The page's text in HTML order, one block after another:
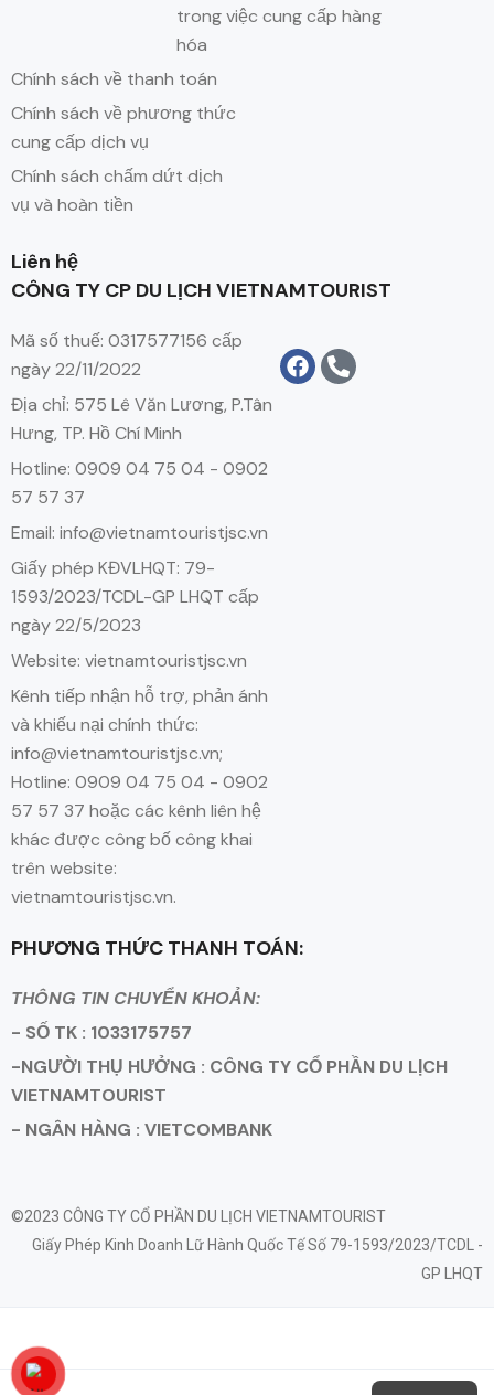
trong việc cung cấp hàng
hóa
Chính sách về thanh toán
Chính sách về phương thức
cung cấp dịch vụ
Chính sách chấm dứt dịch
vụ và hoàn tiền
Liên hệ
CÔNG TY CP DU LỊCH VIETNAMTOURIST
Mã số thuế: 0317577156 cấp
ngày 22/11/2022
Địa chỉ: 575 Lê Văn Lương, P.Tân
Hưng, TP. Hồ Chí Minh
Hotline: 0909 04 75 04 - 0902
57 57 37
Email: info@vietnamtouristjsc.vn
Giấy phép KĐVLHQT: 79-
1593/2023/TCDL-GP LHQT cấp
ngày 22/5/2023
Website: vietnamtouristjsc.vn
Kênh tiếp nhận hỗ trợ, phản ánh
và khiếu nại chính thức:
info@vietnamtouristjsc.vn;
Hotline: 0909 04 75 04 - 0902
57 57 37 hoặc các kênh liên hệ
khác được công bố công khai
trên website:
vietnamtouristjsc.vn.
PHƯƠNG THỨC THANH TOÁN:
THÔNG TIN CHUYỂN KHOẢN:
- SỐ TK : 1033175757
-NGƯỜI THỤ HƯỞNG : CÔNG TY CỔ PHẦN DU LỊCH
VIETNAMTOURIST
- NGÂN HÀNG : VIETCOMBANK
©2023 CÔNG TY CỔ PHẦN DU LỊCH VIETNAMTOURIST
Giấy Phép Kinh Doanh Lữ Hành Quốc Tế Số 79-1593/2023/TCDL -
GP LHQT